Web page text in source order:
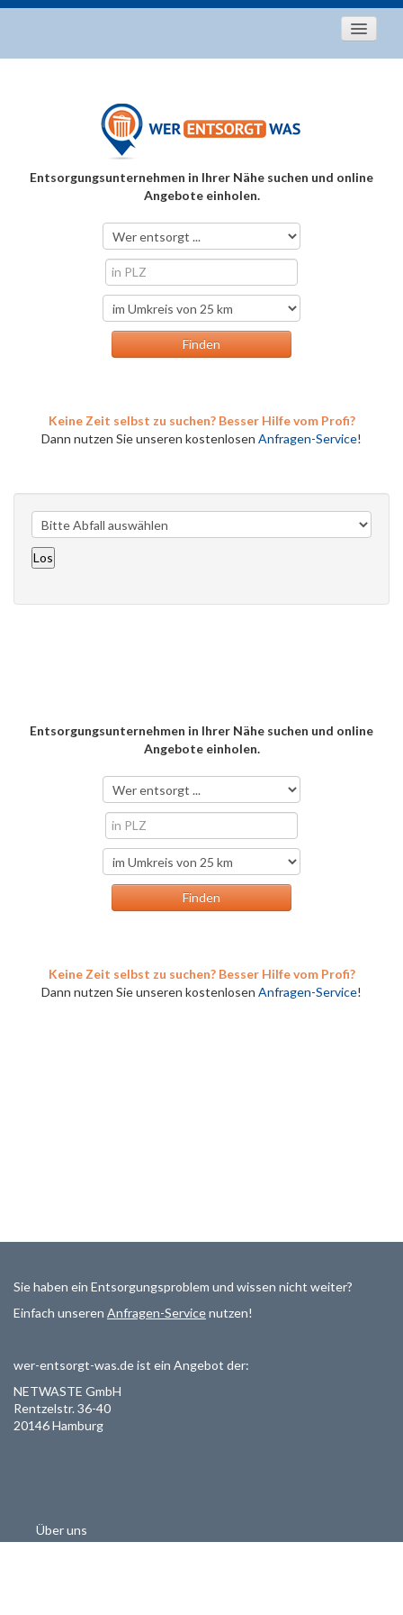
Entsorgungstipps
Über uns
Entsorgungsunternehmen in Ihrer Nähe suchen und online
Angebote einholen.
Keine Zeit selbst zu suchen? Besser Hilfe vom Profi?
Dann nutzen Sie unseren kostenlosen Anfragen-Service!
Entsorgungsunternehmen in Ihrer Nähe suchen und online
Angebote einholen.
Keine Zeit selbst zu suchen? Besser Hilfe vom Profi?
Dann nutzen Sie unseren kostenlosen Anfragen-Service!
Sie haben ein Entsorgungsproblem und wissen nicht weiter?
Einfach unseren Anfragen-Servicenutzen!
wer-entsorgt-was.de ist ein Angebot der:
NETWASTE GmbH
Rentzelstr. 36-40
20146 Hamburg
Über uns